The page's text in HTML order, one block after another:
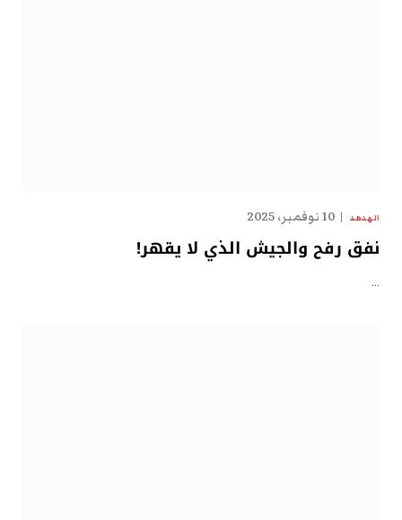
الهدهد 10 نوفمبر، 2025
نفق رفح والجيش الذي لا يقهر!
…